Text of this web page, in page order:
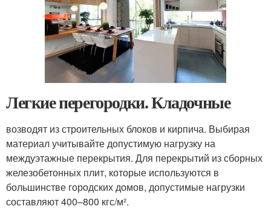
Легкие перегородки. Кладочные
возводят из строительных блоков и кирпича. Выбирая
материал учитывайте допустимую нагрузку на
междуэтажные перекрытия. Для перекрытий из сборных
железобетонных плит, которые используются в
большинстве городских домов, допустимые нагрузки
составляют 400–800 кгс/м².